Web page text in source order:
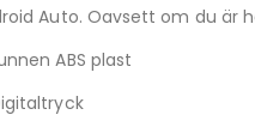
Auto. Oavsett om du är
ABS plast